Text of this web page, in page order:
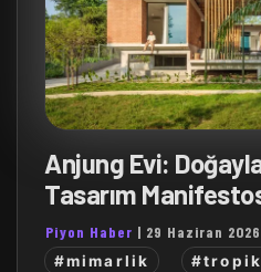
Anjung Evi:
Tasarım
Piyon Haber | 29 Haziran 2026
#mimarlik